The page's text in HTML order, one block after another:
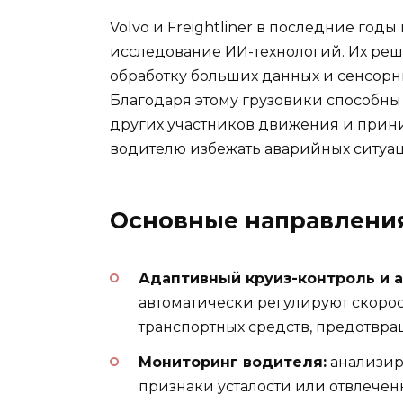
Volvo и Freightliner в последние годы
исследование ИИ-технологий. Их
обработку больших данных и
Благодаря этому грузовики
других участников движения и
водителю избежать аварийных
Основные
Адаптивный круиз-контроль и
автоматически регулируют
транспортных средств,
Мониторинг водителя:
признаки усталости или